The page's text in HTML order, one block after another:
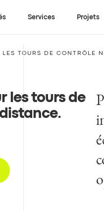
Services Projets
LES TOURS DE CONTRÔLE
les tours de
.